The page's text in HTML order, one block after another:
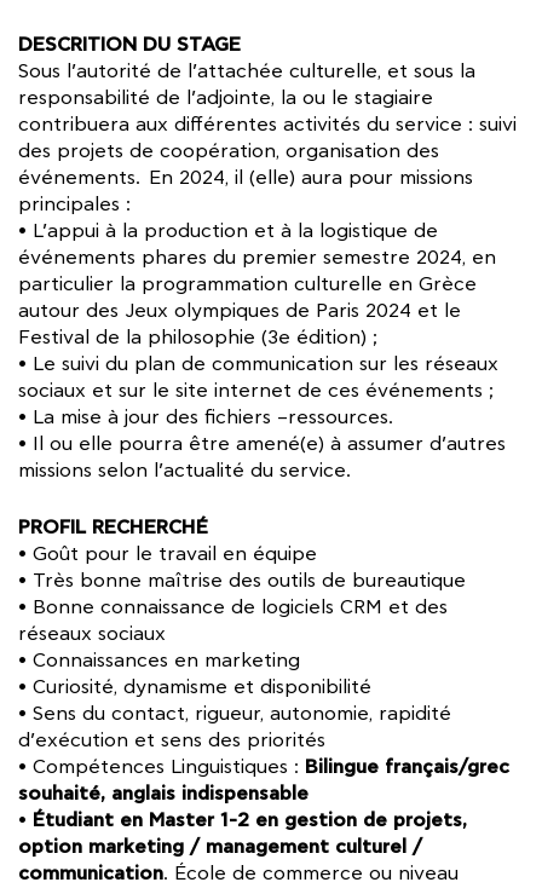
DESCRITION DU STAGE
Sous l’autorité de l’attachée culturelle, et sous la
responsabilité de l’adjointe, la ou le stagiaire
contribuera aux différentes activités du service : suivi
des projets de coopération, organisation des
événements. En 2024, il (elle) aura pour missions
principales :
• L’appui à la production et à la logistique de
événements phares du premier semestre 2024, en
particulier la programmation culturelle en Grèce
autour des Jeux olympiques de Paris 2024 et le
Festival de la philosophie (3e édition) ;
• Le suivi du plan de communication sur les réseaux
sociaux et sur le site internet de ces événements ;
• La mise à jour des fichiers –ressources.
• Il ou elle pourra être amené(e) à assumer d’autres
missions selon l’actualité du service.
PROFIL RECHERCHÉ
• Goût pour le travail en équipe
• Très bonne maîtrise des outils de bureautique
• Bonne connaissance de logiciels CRM et des
réseaux sociaux
• Connaissances en marketing
• Curiosité, dynamisme et disponibilité
• Sens du contact, rigueur, autonomie, rapidité
d’exécution et sens des priorités
• Compétences Linguistiques : Bilingue français/grec
souhaité, anglais indispensable
• Étudiant en Master 1-2 en gestion de projets,
option marketing / management culturel /
communication. École de commerce ou niveau